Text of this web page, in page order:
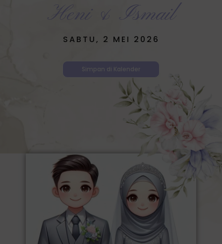
Heni & Ismail
SABTU, 2 MEI 2026
Simpan di Kalender